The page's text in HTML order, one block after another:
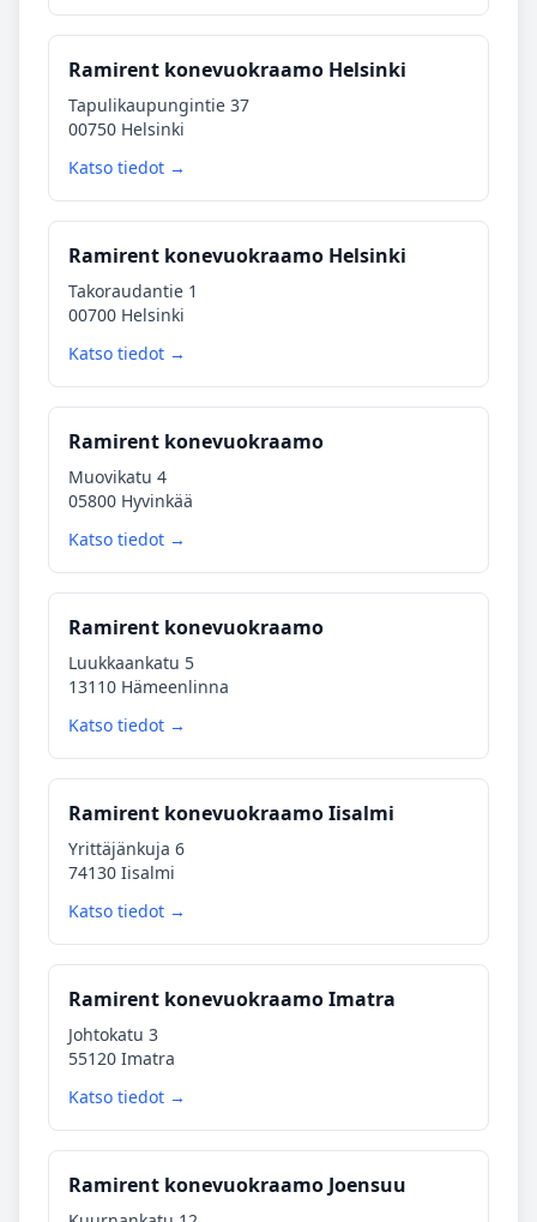
Ramirent konevuokraamo Helsinki
Tapulikaupungintie 37
00750 Helsinki
Katso tiedot →
Ramirent konevuokraamo Helsinki
Takoraudantie 1
00700 Helsinki
Katso tiedot →
Ramirent konevuokraamo
Muovikatu 4
05800 Hyvinkää
Katso tiedot →
Ramirent konevuokraamo
Luukkaankatu 5
13110 Hämeenlinna
Katso tiedot →
Ramirent konevuokraamo Iisalmi
Yrittäjänkuja 6
74130 Iisalmi
Katso tiedot →
Ramirent konevuokraamo Imatra
Johtokatu 3
55120 Imatra
Katso tiedot →
Ramirent konevuokraamo Joensuu